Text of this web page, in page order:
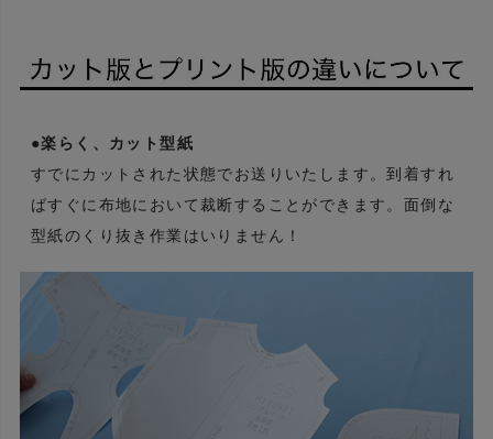
●楽らく、カット型紙
すでにカットされた状態でお送りいたします。到着すれ
ばすぐに布地において裁断することができます。面倒な
型紙のくり抜き作業はいりません！